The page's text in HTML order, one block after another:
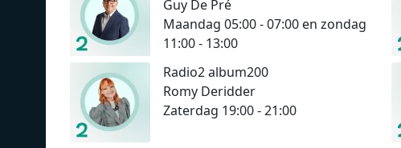
Guy De Pré
Maandag 05:00 - 07:00 en zondag
11:00 - 13:00
Radio2 album200
Romy Deridder
Zaterdag 19:00 - 21:00